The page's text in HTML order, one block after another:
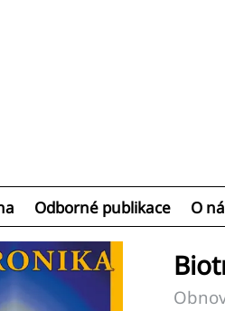
Odborné publikace O